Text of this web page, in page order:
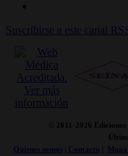
Suscribirse a este canal
© 2011- 2026
Quienes somos| Contacto